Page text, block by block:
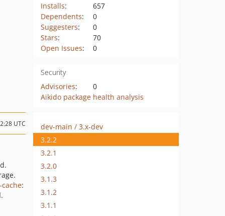
Installs:
657
Dependents:
0
Suggesters:
0
Stars:
70
Open Issues: 0
Security
Advisories:
0
Aikido package health analysis
UTC
:
dev-main / 3.x-dev
3.2.2
3.2.1
3.2.0
3.1.3
3.1.2
3.1.1